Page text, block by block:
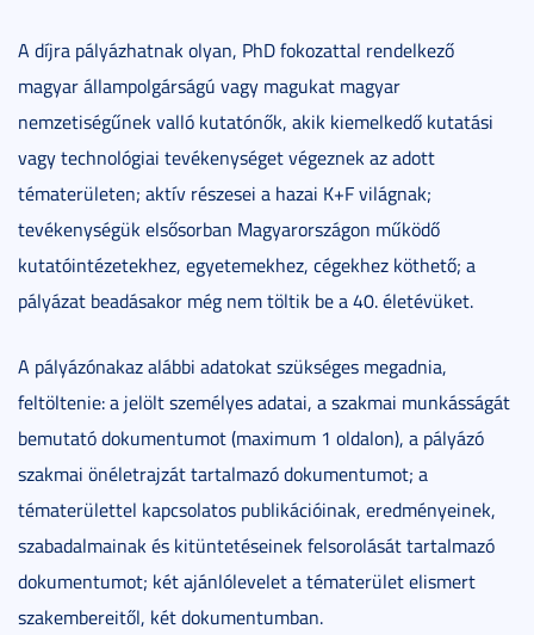
A díjra pályázhatnak olyan, PhD fokozattal rendelkező
magyar állampolgárságú vagy magukat magyar
nemzetiségűnek valló kutatónők, akik kiemelkedő kutatási
vagy technológiai tevékenységet végeznek az adott
tématerületen; aktív részesei a hazai K+F világnak;
tevékenységük elsősorban Magyarországon működő
kutatóintézetekhez, egyetemekhez, cégekhez köthető; a
pályázat beadásakor még nem töltik be a 40. életévüket.
A pályázónakaz alábbi adatokat szükséges megadnia,
feltöltenie: a jelölt személyes adatai, a szakmai munkásságát
bemutató dokumentumot (maximum 1 oldalon), a pályázó
szakmai önéletrajzát tartalmazó dokumentumot; a
tématerülettel kapcsolatos publikációinak, eredményeinek,
szabadalmainak és kitüntetéseinek felsorolását tartalmazó
dokumentumot; két ajánlólevelet a tématerület elismert
szakembereitől, két dokumentumban.